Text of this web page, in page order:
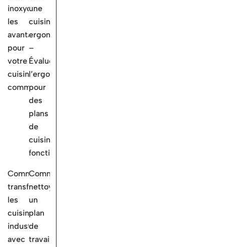
inoxydable:
les
avantages
pour
votre
cuisine
commerciale
une
cuisine
ergonomique
–
Évaluez
l’ergonomie
pour
des
plans
de
cuisine
fonctionnels
Comment
transformer
les
cuisines
industrielles
avec
Comment
nettoyer
un
plan
de
travail